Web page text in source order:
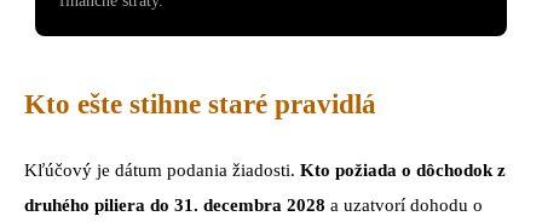
Kto ešte stihne staré pravidlá
Kľúčový je dátum podania žiadosti. Kto požiada o dôchodok z
druhého piliera do 31. decembra 2028 a uzatvorí dohodu o